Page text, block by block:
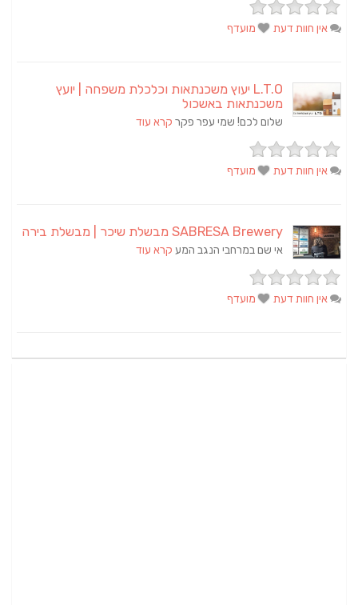
אין חוות דעת מועדף
L.T.O יעוץ משכנתאות וכלכלת משפחה | יועץ
משכנתאות באשכול
שלום לכם! שמי עפר פקר קרא עוד
אין חוות דעת מועדף
SABRESA Brewery מבשלת שיכר | מבשלת בירה
אי שם במרחבי הנגב המע קרא עוד
אין חוות דעת מועדף